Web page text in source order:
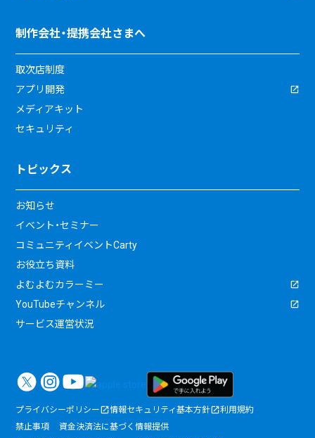
制作会社・提携会社さまへ
取次店制度
アプリ開発
メディアキット
セキュリティ
トピックス
お知らせ
イベント・セミナー
コミュニティイベントCarty
お役立ち資料
よむよむカラーミー
YouTubeチャンネル
サービス運営状況
プライバシーポリシー 情報セキュリティ基本方針
利用規約
禁止事項
資金決済法に基づく情報提供